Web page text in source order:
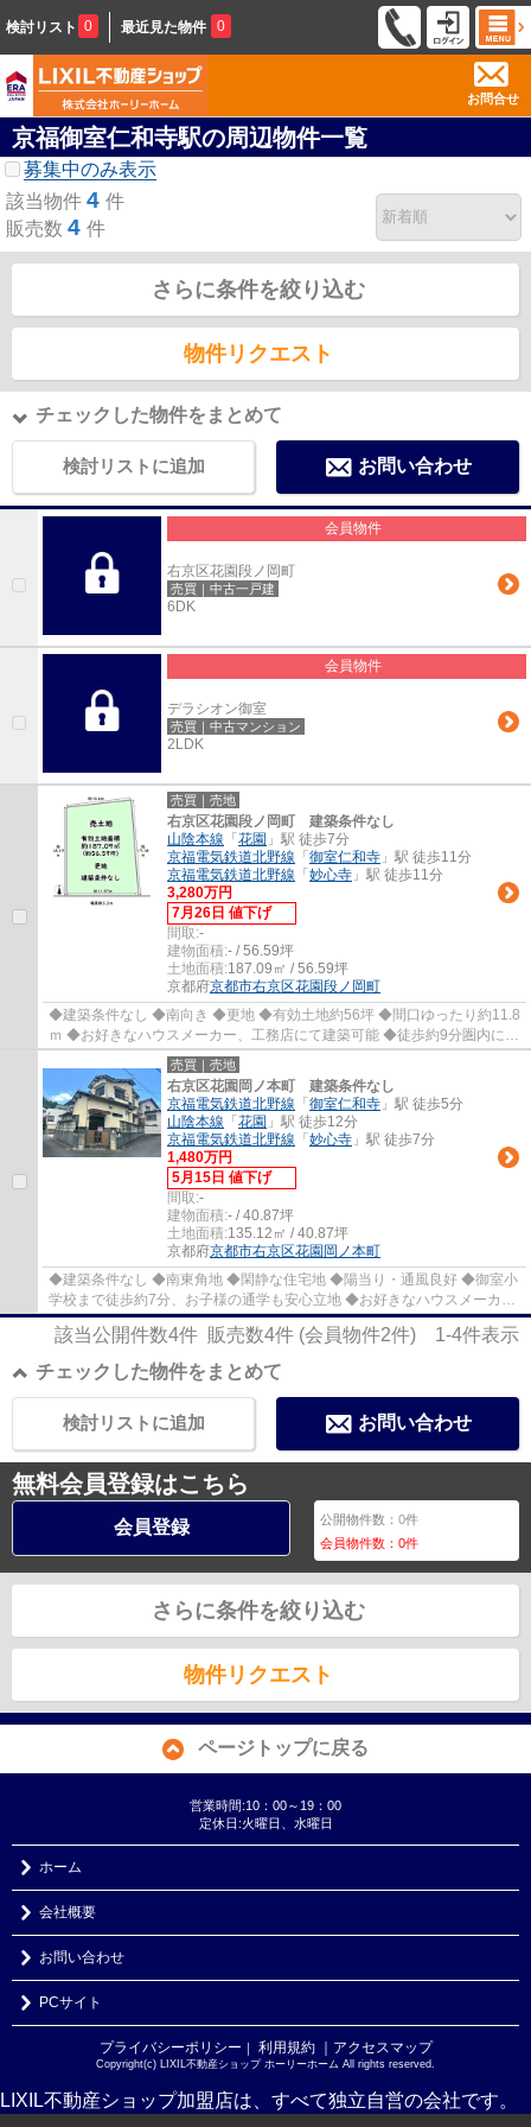
検討リスト 0 最近見た物件 0
お問合せ
京福御室仁和寺駅の周辺物件一覧
募集中のみ表示
該当物件 4 件
販売数 4 件
さらに条件を絞り込む
物件リクエスト
チェックした物件をまとめて
検討リストに追加 お問い合わせ
会員物件
右京区花園段ノ岡町
売買｜中古一戸建
6DK
会員物件
デラシオン御室
売買｜中古マンション
2LDK
売買｜売地
右京区花園段ノ岡町 建築条件なし
山陰本線 「 花園 」駅 徒歩7分
京福電気鉄道北野線 「 御室仁和寺 」駅 徒歩11分
京福電気鉄道北野線 「 妙心寺 」駅 徒歩11分
3,280万円
7月26日 値下げ
間取:-
建物面積:- / 56.59坪
土地面積:187.09㎡ / 56.59坪
京都府京都市右京区花園段ノ岡町
◆建築条件なし ◆南向き ◆更地 ◆有効土地約56坪 ◆間口ゆったり約11.8
ｍ ◆お好きなハウスメーカー、工務店にて建築可能 ◆徒歩約9分圏内にス
ーパー、コンビニ、ドラッグストアあり ◆JR「...
売買｜売地
右京区花園岡ノ本町 建築条件なし
京福電気鉄道北野線 「 御室仁和寺 」駅 徒歩5分
山陰本線 「 花園 」駅 徒歩12分
京福電気鉄道北野線 「 妙心寺 」駅 徒歩7分
1,480万円
5月15日 値下げ
間取:-
建物面積:- / 40.87坪
土地面積:135.12㎡ / 40.87坪
京都府京都市右京区花園岡ノ本町
◆建築条件なし ◆南東角地 ◆閑静な住宅地 ◆陽当り・通風良好 ◆御室小
学校まで徒歩約7分、お子様の通学も安心立地 ◆お好きなハウスメーカ
ー、工務店にて建築可能
該当公開件数4件 販売数4件 (会員物件2件) 1-4件表示
チェックした物件をまとめて
お問い合わせ
検討リストに追加
無料会員登録はこちら
会員登録 公開物件数：0件
会員物件数：0件
さらに条件を絞り込む
物件リクエスト
ページトップに戻る
営業時間:10：00～19：00
定休日:火曜日、水曜日
ホーム
会社概要
お問い合わせ
PCサイト
プライバシーポリシー ｜ 利用規約 ｜アクセスマップ
Copyright(c) LIXIL不動産ショップ ホーリーホーム All rights reserved.
LIXIL不動産ショップ加盟店は、すべて独立自営の会社です。